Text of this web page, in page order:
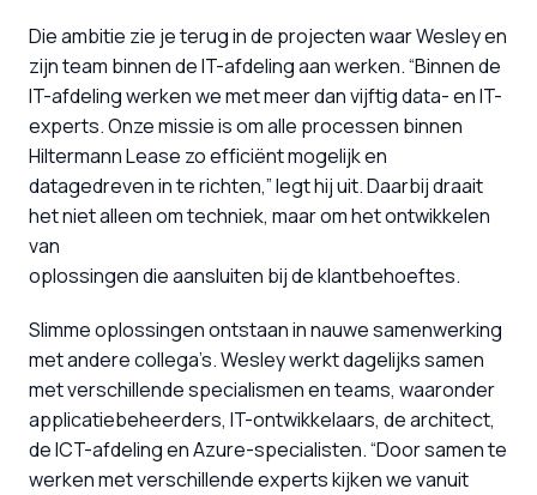
Die ambitie zie je terug in de projecten waar Wesley en
zijn team binnen de IT-afdeling aan werken. “Binnen de
IT-afdeling werken we met meer dan vijftig data- en IT-
experts. Onze missie is om alle processen binnen
Hiltermann Lease zo efficiënt mogelijk en
datagedreven in te richten,” legt hij uit. Daarbij draait
het niet alleen om techniek, maar om het ontwikkelen
van
oplossingen die aansluiten bij de klantbehoeftes.
Slimme oplossingen ontstaan in nauwe samenwerking
met andere collega’s. Wesley werkt dagelijks samen
met verschillende specialismen en teams, waaronder
applicatiebeheerders, IT-ontwikkelaars, de architect,
de ICT-afdeling en Azure-specialisten. “Door samen te
werken met verschillende experts kijken we vanuit